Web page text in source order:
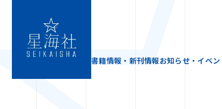
書籍情報・新刊情報お知らせ・イベン